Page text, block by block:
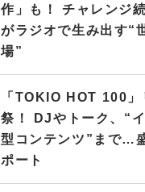
作」も！ チャレンジ
がラジオで生み出す“
場”
「TOKIO HOT 100」
祭！ DJやトーク、“
型コンテンツ”まで…
ポート